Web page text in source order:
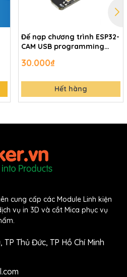
Đế nạp chương trình ESP32-
CAM USB programming
30.000₫
Hết hàng
cung cấp các Module Linh kiện
vụ in 3D và cắt Mica phục vụ
TP Thủ Đức, TP Hồ Chí Minh